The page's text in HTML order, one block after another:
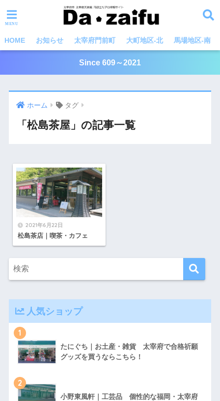
HOME お知らせ 太宰府門前町 大町地区-北 馬場地区-南
Since 609～2021
ホーム タグ
「松島茶屋」の記事一覧
2021年6月22日
松島茶店｜喫茶・カフェ
人気ショップ
1
たにぐち｜お土産・雑貨 太宰府で合格祈願
グッズを買うならこちら！
2
小野東風軒｜工芸品 個性的な福岡・太宰府